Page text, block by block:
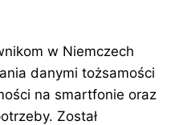
w Niemczech
danymi tożsamości
na smartfonie oraz
Został